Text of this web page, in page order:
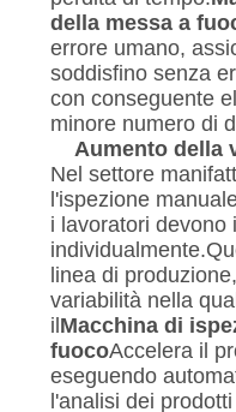
della messa a
errore umano,
soddisfino senza
con conseguente
minore numero di
Aumento della
Nel settore
l'ispezione
i lavoratori devono
linea di
variabilità nella
il Macchina di
fuocoAccelera il
eseguendo
l'analisi dei